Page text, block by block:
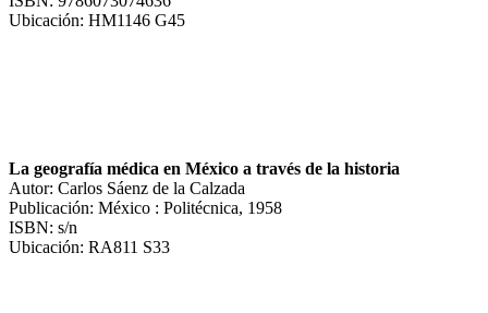
Ubicación: HM1146 G45
La geografía médica en México a través de la historia
Autor: Carlos Sáenz de la Calzada
Publicación: México : Politécnica, 1958
ISBN: s/n
Ubicación: RA811 S33